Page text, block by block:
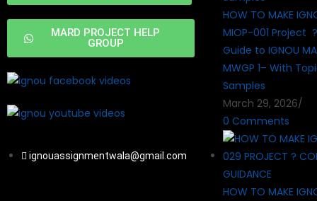
MARD PROJECT HELP
GROUP
ignouassignmentwala@gmail.com
HOW TO MAKE
MIOP-001 Project
Guide to IGNOU
MWGP 1– With
Samples
March 29, 2026/
0 Comments
HOW TO MAKE